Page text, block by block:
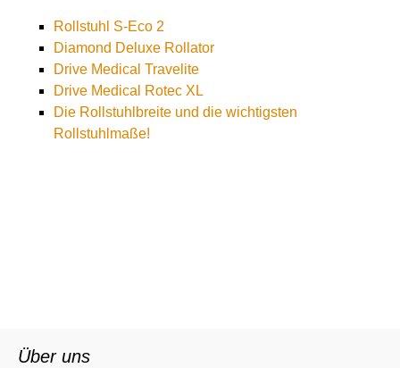
Rollstuhl S-Eco 2
Diamond Deluxe Rollator
Drive Medical Travelite
Drive Medical Rotec XL
Die Rollstuhlbreite und die wichtigsten
Rollstuhlmaße!
Navigation
Über uns